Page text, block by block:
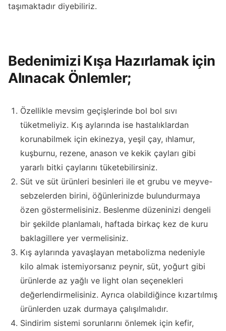
taşımaktadır diyebiliriz.
Bedenimizi Kışa Hazırlamak için
Alınacak Önlemler;
Özellikle mevsim geçişlerinde bol bol sıvı
tüketmeliyiz. Kış aylarında ise hastalıklardan
korunabilmek için ekinezya, yeşil çay, ıhlamur,
kuşburnu, rezene, anason ve kekik çayları gibi
yararlı bitki çaylarını tüketebilirsiniz.
Süt ve süt ürünleri besinleri ile et grubu ve meyve-
sebzelerden birini, öğünlerinizde bulundurmaya
özen göstermelisiniz. Beslenme düzeninizi dengeli
bir şekilde planlamalı, haftada birkaç kez de kuru
baklagillere yer vermelisiniz.
Kış aylarında yavaşlayan metabolizma nedeniyle
kilo almak istemiyorsanız peynir, süt, yoğurt gibi
ürünlerde az yağlı ve light olan seçenekleri
değerlendirmelisiniz. Ayrıca olabildiğince kızartılmış
ürünlerden uzak durmaya çalışılmalıdır.
Sindirim sistemi sorunlarını önlemek için kefir,